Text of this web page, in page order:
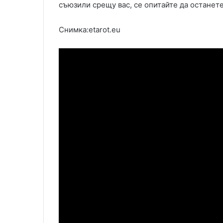
съюзили срещу вас, се опитайте да
Снимка:etarot.eu